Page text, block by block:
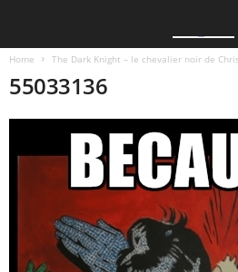
Home The Dark Knight – le chevalier noir de
55033136